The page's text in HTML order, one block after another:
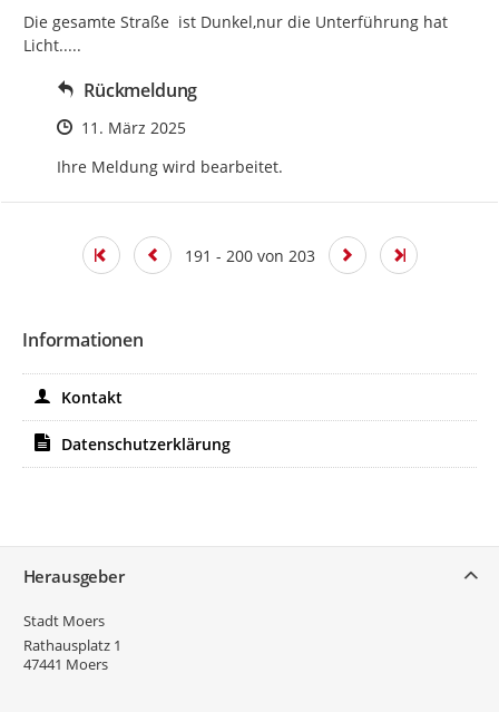
Die gesamte Straße  ist Dunkel,nur die Unterführung hat
Licht.....
Rückmeldung
Zeitpunkt des Erstellens
11. März 2025
Ihre Meldung wird bearbeitet.
191 - 200 von 203
Informationen
Kontakt
Datenschutzerklärung
Herausgeber
Stadt Moers
Rathausplatz 1
47441 Moers